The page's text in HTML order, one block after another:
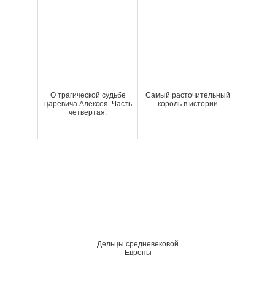
О трагической судьбе
царевича Алексея. Часть
четвертая.
Самый расточительный
король в истории
Дельцы средневековой
Европы